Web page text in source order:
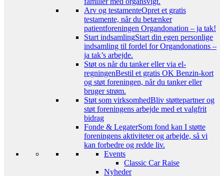
Arv og testamenteOpret et gratis
testamente, når du betænker
patientforeningen Organdonation – ja tak!
Start indsamlingStart din egen personlige
indsamling til fordel for Organdonations –
ja tak’s arbejde.
Støt os når du tanker eller via el-
regningenBestil et gratis OK Benzin-kort
og støt foreningen, når du tanker eller
bruger strøm.
Støt som virksomhedBliv støttepartner og
støt foreningens arbejde med et valgfrit
bidrag
Fonde & LegaterSom fond kan I støtte
foreningens aktiviteter og arbejde, så vi
kan forbedre og redde liv.
Events
Classic Car Raise
Nyheder